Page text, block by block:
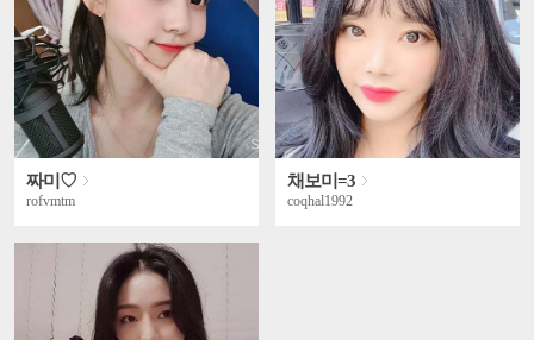
짜미♡
rofvmtm
채보미=3
coqhal1992